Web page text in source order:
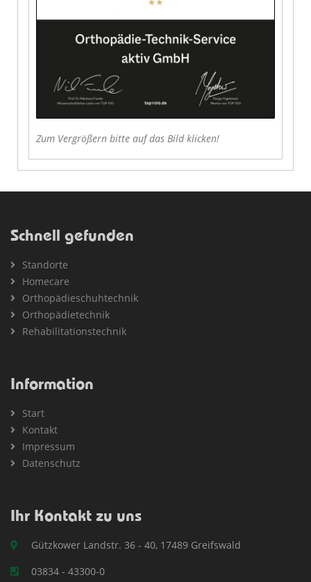
Zum Vergrößern bitte auf das Bild klicken!
Schnell gefunden
Standorte
Homecare
Orthopädieschuhtechnik
Orthopädietechnik
Rehabilitationstechnik
Information
Start
Kontakt
Impressum
Datenschutz
Ihr Kontakt zu uns
Gützkower Landstr. 36 - 40, 17489 Greifswald
03834 - 43300-0